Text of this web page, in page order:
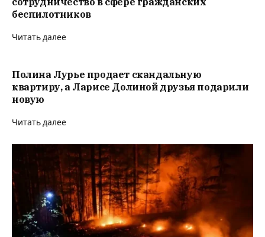
беспилотников
Читать далее
Полина Лурье продает скандальную
квартиру, а Ларисе Долиной друзья подарили
новую
Читать далее